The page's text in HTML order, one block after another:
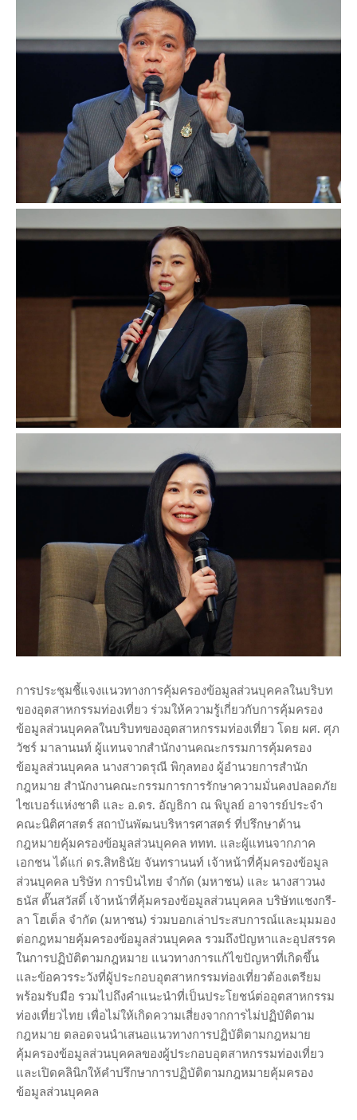
การประชุมชี้แจงแนวทางการคุ้มครองข้อมูลส่วนบุคคลในบริบท
ของอุตสาหกรรมท่องเที่ยว ร่วมให้ความรู้เกี่ยวกับการคุ้มครอง
ข้อมูลส่วนบุคคลในบริบทของอุตสาหกรรมท่องเที่ยว โดย ผศ. ศุภ
วัชร์ มาลานนท์ ผู้แทนจากสำนักงานคณะกรรมการคุ้มครอง
ข้อมูลส่วนบุคคล นางสาวดรุณี พิกุลทอง ผู้อำนวยการสำนัก
กฎหมาย สำนักงานคณะกรรมการการรักษาความมั่นคงปลอดภัย
ไซเบอร์แห่งชาติ และ อ.ดร. อัญธิกา ณ พิบูลย์ อาจารย์ประจำ
คณะนิติศาสตร์ สถาบันพัฒนบริหารศาสตร์ ที่ปรึกษาด้าน
กฎหมายคุ้มครองข้อมูลส่วนบุคคล ททท. และผู้แทนจากภาค
เอกชน ได้แก่ ดร.สิทธินัย จันทรานนท์ เจ้าหน้าที่คุ้มครองข้อมูล
ส่วนบุคคล บริษัท การบินไทย จำกัด (มหาชน) และ นางสาวนง
ธนัส ตั๊นสวัสดิ์ เจ้าหน้าที่คุ้มครองข้อมูลส่วนบุคคล บริษัทแชงกรี-
ลา โฮเต็ล จำกัด (มหาชน) ร่วมบอกเล่าประสบการณ์และมุมมอง
ต่อกฎหมายคุ้มครองข้อมูลส่วนบุคคล รวมถึงปัญหาและอุปสรรค
ในการปฏิบัติตามกฎหมาย แนวทางการแก้ไขปัญหาที่เกิดขึ้น
และข้อควรระวังที่ผู้ประกอบอุตสาหกรรมท่องเที่ยวต้องเตรียม
พร้อมรับมือ รวมไปถึงคำแนะนำที่เป็นประโยชน์ต่ออุตสาหกรรม
ท่องเที่ยวไทย เพื่อไม่ให้เกิดความเสี่ยงจากการไม่ปฏิบัติตาม
กฎหมาย ตลอดจนนำเสนอแนวทางการปฏิบัติตามกฎหมาย
คุ้มครองข้อมูลส่วนบุคคลของผู้ประกอบอุตสาหกรรมท่องเที่ยว
และเปิดคลินิกให้คำปรึกษาการปฏิบัติตามกฎหมายคุ้มครอง
ข้อมูลส่วนบุคคล